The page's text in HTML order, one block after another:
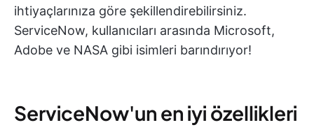
ihtiyaçlarınıza göre şekillendirebilirsiniz.
ServiceNow, kullanıcıları arasında Microsoft,
Adobe ve NASA gibi isimleri barındırıyor!
ServiceNow'un en iyi özellikleri